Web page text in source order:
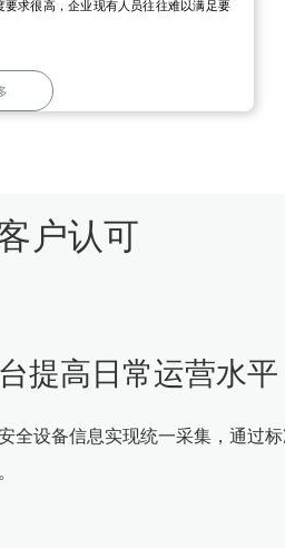
要求很高，企业现有人员往往难以满足要
户认可
提高日常运营水平
全设备信息实现统一采集，通过